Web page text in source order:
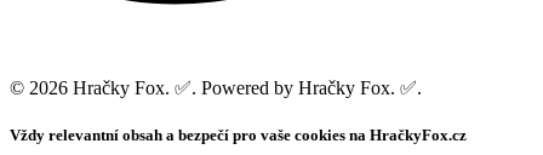
© 2026 Hračky Fox. ✅. Powered by Hračky Fox. ✅.
Vždy relevantní obsah a bezpečí pro vaše cookies na HračkyFox.cz